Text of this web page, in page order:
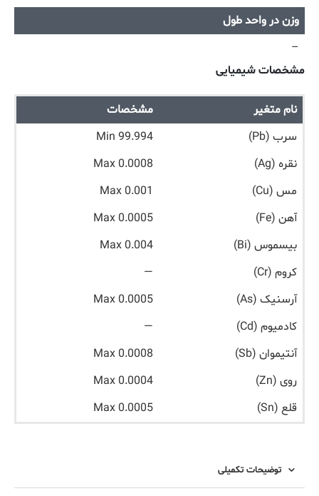
وزن در واحد طول
–
مشخصات شیمیایی
نام متغیر
مشخصات
سرب (Pb)
Min 99.994
نقره (Ag)
Max 0.0008
مس (Cu)
Max 0.001
آهن (Fe)
Max 0.0005
بیسموس (Bi)
Max 0.004
کروم (Cr)
—
آرسنیک (As)
Max 0.0005
کادمیوم (Cd)
—
آنتیموان (Sb)
Max 0.0008
روی (Zn)
Max 0.0004
قلع (Sn)
Max 0.0005
توضیحات تکمیلی